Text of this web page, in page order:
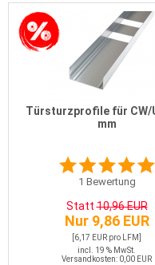
Türsturzprofile für CW/
mm
1 Bewertung
Statt10,96 EUR
Nur 9,86 EUR
[6,17 EUR pro LFM]
incl. 19 % MwSt.
Versandkosten: 0,00 EUR